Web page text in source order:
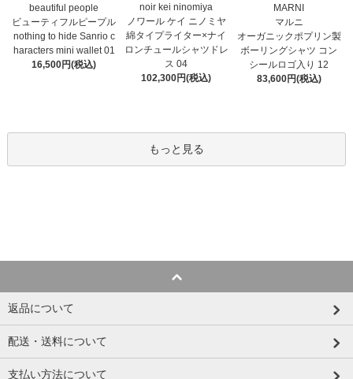
beautiful people
ビューティフルピープル
nothing to hide Sanrio c
haracters mini wallet⁠ 01
16,500円(税込)
noir kei ninomiya
ノワール ケイ ニノミヤ
綿タイプライター×ナイ
ロンチュールシャツドレ
ス 04
102,300円(税込)
MARNI
マルニ
オーガニックポプリン製
ボーリングシャツ コン
シールロゴ入り 12
83,600円(税込)
もっと見る
返品について
配送・送料について
支払い方法について